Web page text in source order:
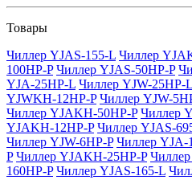
Товары
Чиллер YJAS-155-L Чиллер
100HP-P Чиллер YJAS-50HP-P
YJA-25HP-L Чиллер YJW-25HP-L
YJWKH-12HP-P Чиллер YJW-
Чиллер YJAKH-50HP-P Чиллер
YJAKH-12HP-P Чиллер YJAS-
Чиллер YJW-6HP-P Чиллер YJA-
P Чиллер YJAKH-25HP-P
160HP-P Чиллер YJAS-165-L